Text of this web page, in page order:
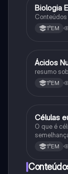
Ciência
Biologia
1°EM
Biologia
Ácidos
resumo
1°EM
Biologia
Células
O que é
1°EM